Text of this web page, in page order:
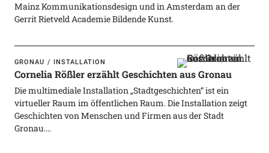
Mainz Kommunikationsdesign und in Amsterdam an der
Gerrit Rietveld Academie Bildende Kunst.
GRONAU INSTALLATION
Cornelia Rößler erzählt Geschichten aus Gronau
Die multimediale Installation „Stadtgeschichten“ ist ein
virtueller Raum im öffentlichen Raum. Die Installation zeigt
Geschichten von Menschen und Firmen aus der Stadt
Gronau.…